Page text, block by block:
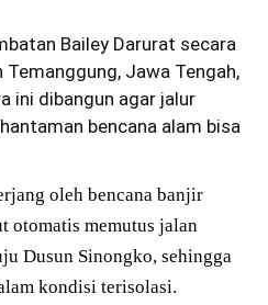
Bailey Darurat secara
Jawa Tengah,
ini dibangun agar jalur
bencana alam bisa
oleh bencana banjir
otomatis memutus jalan
Dusun Sinongko, sehingga
kondisi terisolasi.